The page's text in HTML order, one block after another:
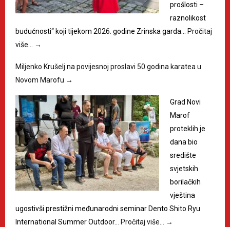
prošlosti –
raznolikost
budućnosti“ koji tijekom 2026. godine Zrinska garda… Pročitaj
više… →
Miljenko Krušelj na povijesnoj proslavi 50 godina karatea u
Novom Marofu →
Grad Novi
Marof
proteklih je
dana bio
središte
svjetskih
borilačkih
vještina
ugostivši prestižni međunarodni seminar Dento Shito Ryu
International Summer Outdoor… Pročitaj više… →